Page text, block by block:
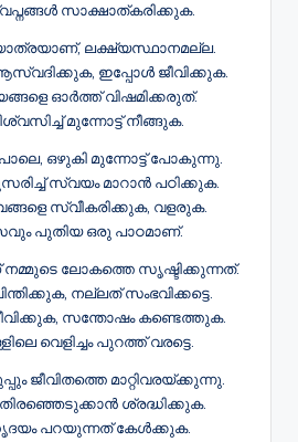
സാക്ഷാത്കരിക്കുക.
ലക്ഷ്യസ്ഥാനമല്ല.
ഇപ്പോൾ ജീവിക്കുക.
ഓർത്ത് വിഷമിക്കരുത്.
മുന്നോട്ട് നീങ്ങുക.
ഒഴുകി മുന്നോട്ട് പോകുന്നു.
സ്വയം മാറാൻ പഠിക്കുക.
സ്വീകരിക്കുക, വളരുക.
പുതിയ ഒരു പാഠമാണ്.
നമ്മുടെ ലോകത്തെ സൃഷ്ടിക്കുന്നത്.
നല്ലത് സംഭവിക്കട്ടെ.
സന്തോഷം കണ്ടെത്തുക.
വെളിച്ചം പുറത്ത് വരട്ടെ.
ജീവിതത്തെ മാറ്റിവരയ്ക്കുന്നു.
ശ്രദ്ധിക്കുക.
പറയുന്നത് കേൾക്കുക.